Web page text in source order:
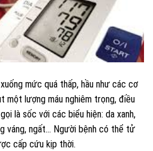
mức quá thấp, hầu như các cơ
một lượng máu nghiêm trọng, điều
là sốc với các biểu hiện: da xanh,
váng, ngất… Người bệnh có thể tử
cấp cứu kịp thời.